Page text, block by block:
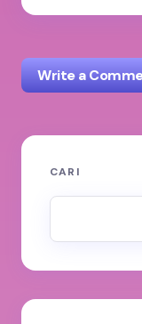
Write a
Alamat email
CARI